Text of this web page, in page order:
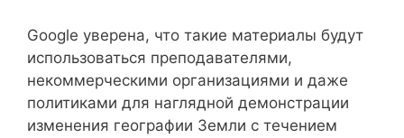
Google уверена, что такие материалы будут
использоваться преподавателями,
некоммерческими организациями и даже
политиками для наглядной демонстрации
изменения географии Земли с течением